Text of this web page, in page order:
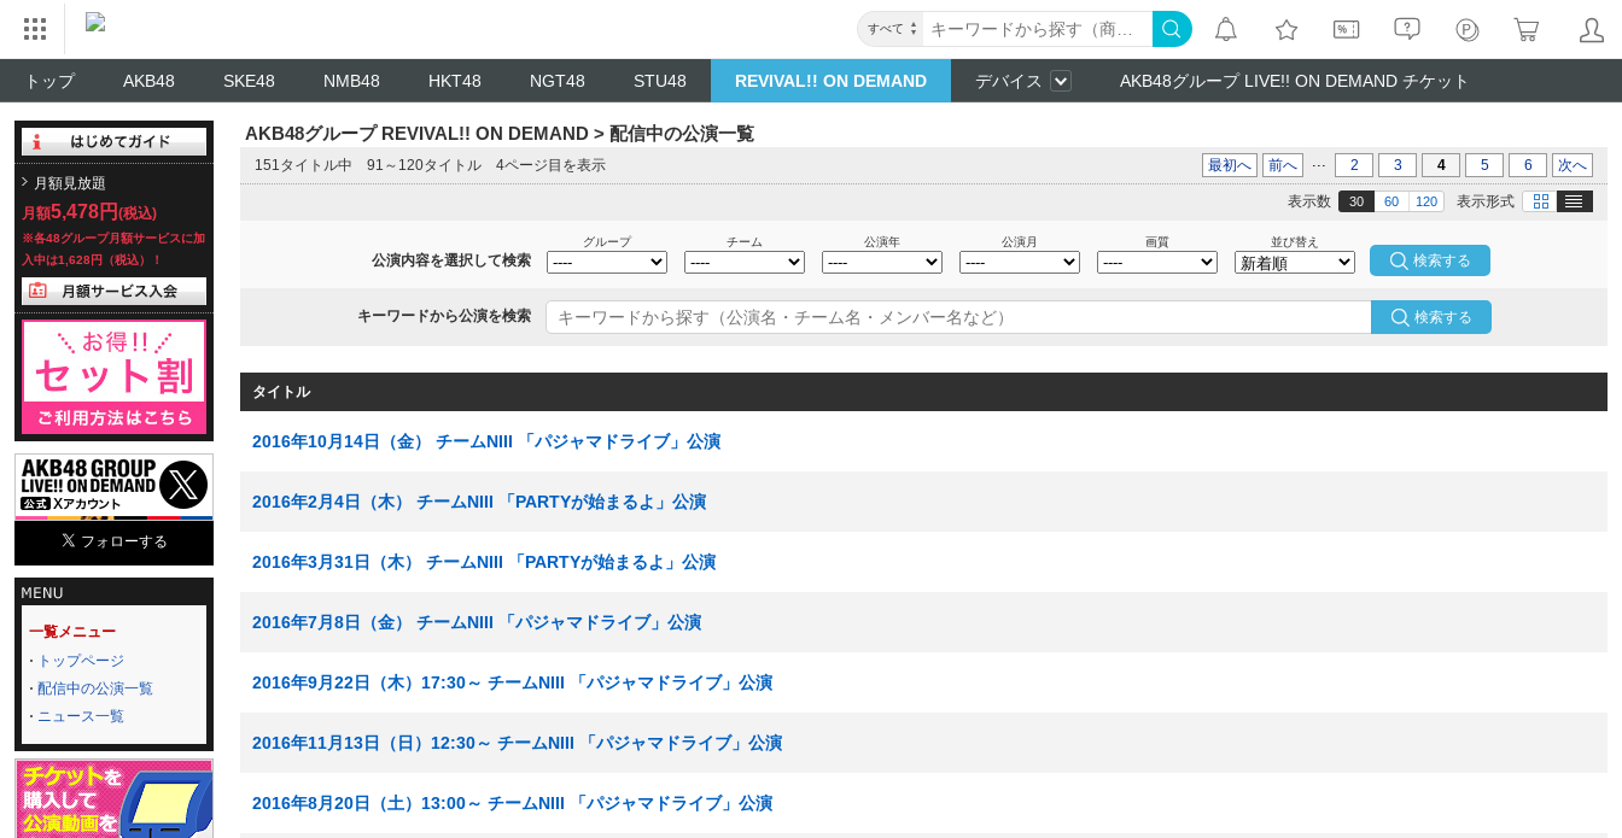
すべて
トップ AKB48 SKE48 NMB48 HKT48 NGT48 STU48 REVIVAL!! ON DEMAND デバイス AKB48グループ LIVE!! ON DEMAND チケット
月額見放題
月額5,478円 (税込)
※各48グループ月額サービスに加
入中は1,628円（税込）！
一覧メニュー
トップページ
配信中の公演一覧
ニュース一覧
AKB48グループ REVIVAL!! ON DEMAND > 配信中の公演一覧
151タイトル中 91～120タイトル 4ページ目を表示 最初へ 前へ ... 2 3 4 5 6 次へ
表示形式 画像
表示数 30 60 120
公演内容を選択して検索
グループ チーム 公演年 公演月 画質 並び替え
キーワードから公演を検索 検索する
タイトル
2016年10月14日（金） チームNIII 「パジャマドライブ」公演
2016年2月4日（木） チームNIII 「PARTYが始まるよ」公演
2016年3月31日（木） チームNIII 「PARTYが始まるよ」公演
2016年7月8日（金） チームNIII 「パジャマドライブ」公演
2016年9月22日（木）17:30～ チームNIII 「パジャマドライブ」公演
2016年11月13日（日）12:30～ チームNIII 「パジャマドライブ」公演
2016年8月20日（土）13:00～ チームNIII 「パジャマドライブ」公演